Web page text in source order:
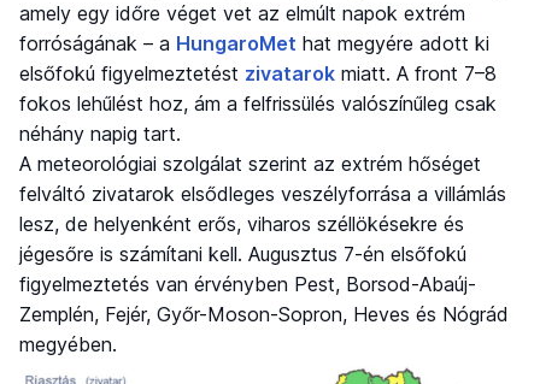
amely egy időre véget vet az elmúlt napok extrém
forróságának – a HungaroMet hat megyére adott ki
elsőfokú figyelmeztetést zivatarok miatt. A front 7–8
fokos lehűlést hoz, ám a felfrissülés valószínűleg csak
néhány napig tart.
A meteorológiai szolgálat szerint az extrém hőséget
felváltó zivatarok elsődleges veszélyforrása a villámlás
lesz, de helyenként erős, viharos széllökésekre és
jégesőre is számítani kell. Augusztus 7-én elsőfokú
figyelmeztetés van érvényben Pest, Borsod-Abaúj-
Zemplén, Fejér, Győr-Moson-Sopron, Heves és Nógrád
megyében.